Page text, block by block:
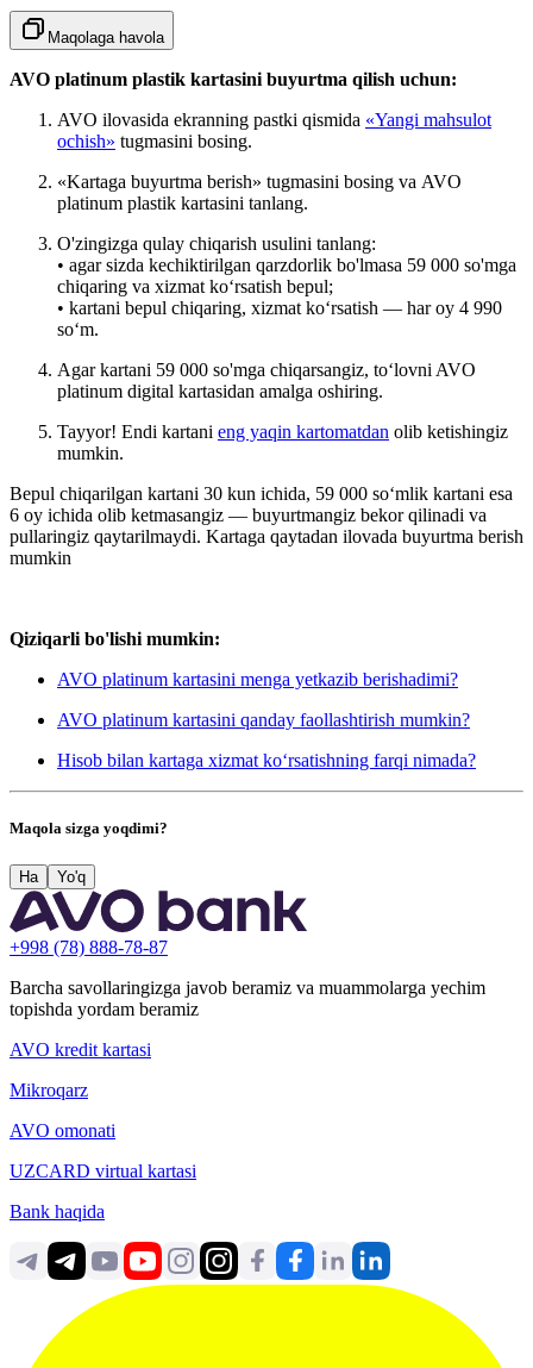
Maqolaga havola
AVO platinum plastik kartasini buyurtma qilish uchun:
AVO ilovasida ekranning pastki qismida «Yangi mahsulot
ochish» tugmasini bosing.
«Kartaga buyurtma berish» tugmasini bosing va AVO
platinum plastik kartasini tanlang.
O'zingizga qulay chiqarish usulini tanlang:
• agar sizda kechiktirilgan qarzdorlik bo'lmasa 59 000 so'mga
chiqaring va xizmat ko‘rsatish bepul;
• kartani bepul chiqaring, xizmat ko‘rsatish — har oy 4 990
so‘m.
Agar kartani 59 000 so'mga chiqarsangiz, to‘lovni AVO
platinum digital kartasidan amalga oshiring.
Tayyor! Endi kartani eng yaqin kartomatdan olib ketishingiz
mumkin.
Bepul chiqarilgan kartani 30 kun ichida, 59 000 so‘mlik kartani esa
6 oy ichida olib ketmasangiz — buyurtmangiz bekor qilinadi va
pullaringiz qaytarilmaydi. Kartaga qaytadan ilovada buyurtma berish
mumkin
Qiziqarli bo'lishi mumkin:
AVO platinum kartasini menga yetkazib berishadimi?
AVO platinum kartasini qanday faollashtirish mumkin?
Hisob bilan kartaga xizmat ko‘rsatishning farqi nimada?
Maqola sizga yoqdimi?
Ha Yo'q
+998 (78) 888-78-87
Barcha savollaringizga javob beramiz va muammolarga yechim
topishda yordam beramiz
AVO kredit kartasi
Mikroqarz
AVO omonati
UZCARD virtual kartasi
Bank haqida